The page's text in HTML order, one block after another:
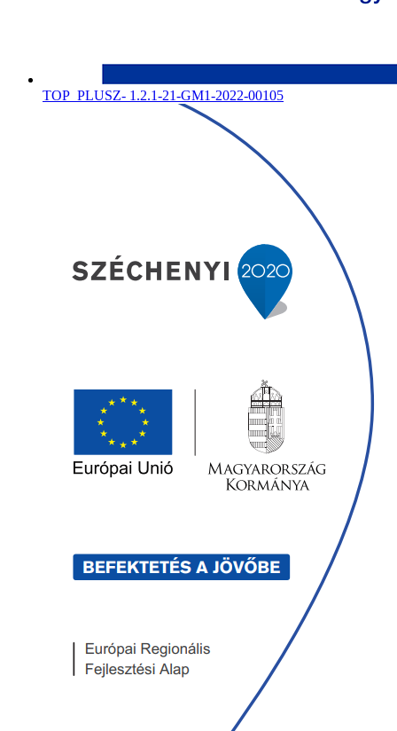
TOP_PLUSZ- 1.2.1-21-GM1-2022-00105